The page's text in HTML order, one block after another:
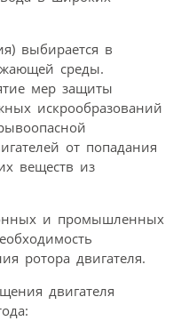
выбирается в
среды.
мер защиты
искрообразований
от попадания
веществ из
и промышленных
ротора двигателя.
двигателя